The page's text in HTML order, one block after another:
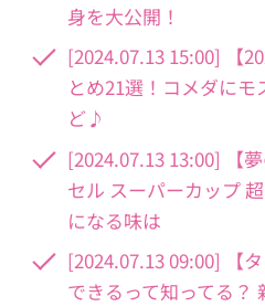
身を大公開！
[2024.07.13 15:00] 【
とめ21選！コメダに
ど♪
[2024.07.13 13:00] 【
セル スーパーカップ
になる味は
[2024.07.13 09:00] 【
できるって知ってる？